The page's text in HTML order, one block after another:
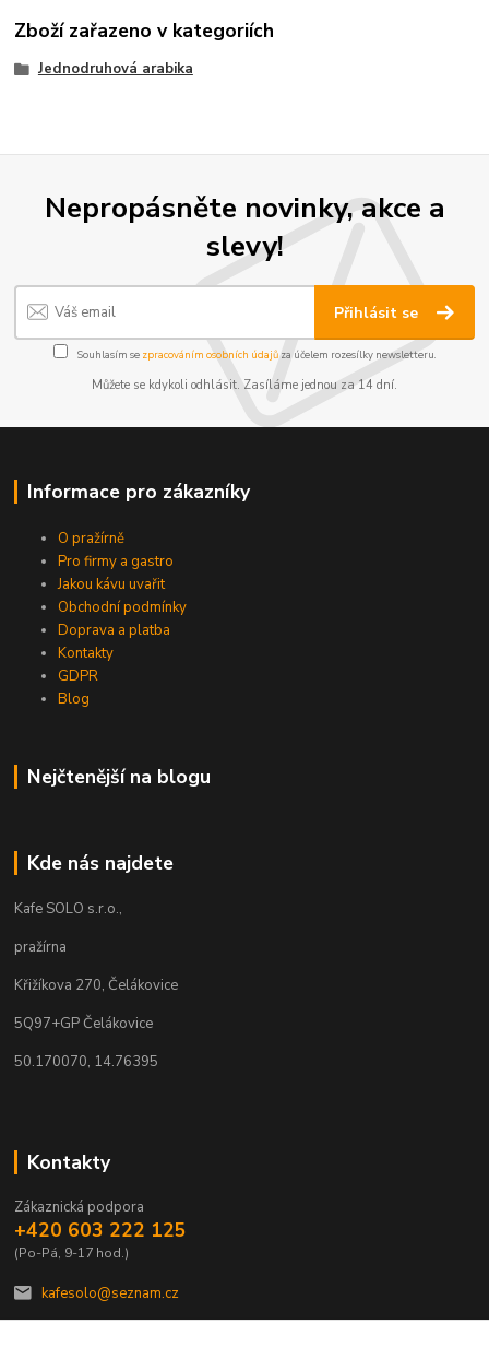
Zboží zařazeno v kategoriích
Jednodruhová arabika
Nepropásněte novinky, akce a
slevy!
Přihlásit se
Souhlasím se zpracováním osobních údajůza účelem rozesílky newsletteru.
Můžete se kdykoli odhlásit. Zasíláme jednou za 14 dní.
Informace pro zákazníky
O pražírně
Pro firmy a gastro
Jakou kávu uvařit
Obchodní podmínky
Doprava a platba
Kontakty
GDPR
Blog
Nejčtenější na blogu
Kde nás najdete
Kafe SOLO s.r.o.,
pražírna
Křižíkova 270, Čelákovice
5Q97+GP Čelákovice
50.170070, 14.76395
Kontakty
Zákaznická podpora
+420 603 222 125
(Po-Pá, 9-17 hod.)
kafesolo@seznam.cz